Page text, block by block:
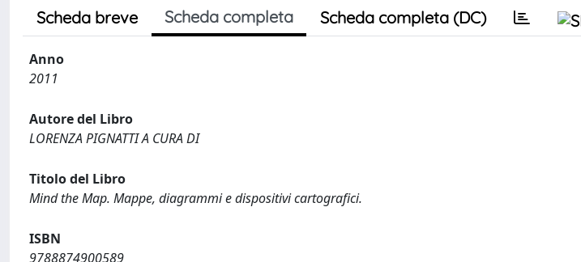
Scheda breve Scheda completa Scheda completa (DC)
Anno
2011
Autore del Libro
LORENZA PIGNATTI A CURA DI
Titolo del Libro
Mind the Map. Mappe, diagrammi e dispositivi cartografici.
ISBN
9788874900589